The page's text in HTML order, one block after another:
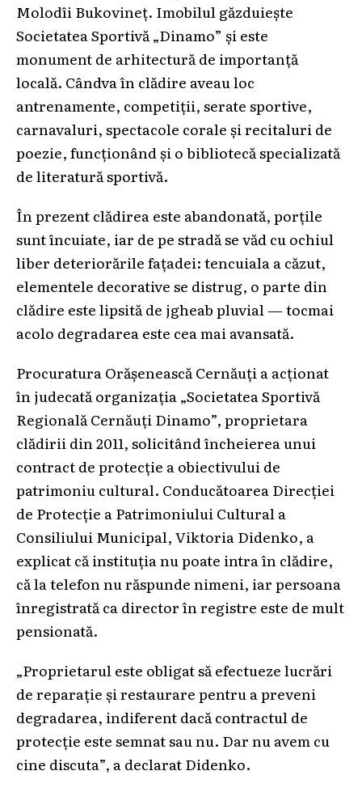
Molodîi Bukovineț. Imobilul găzduiește
Societatea Sportivă „Dinamo” și este
monument de arhitectură de importanță
locală. Cândva în clădire aveau loc
antrenamente, competiții, serate sportive,
carnavaluri, spectacole corale și recitaluri de
poezie, funcționând și o bibliotecă specializată
de literatură sportivă.
În prezent clădirea este abandonată, porțile
sunt încuiate, iar de pe stradă se văd cu ochiul
liber deteriorările fațadei: tencuiala a căzut,
elementele decorative se distrug, o parte din
clădire este lipsită de jgheab pluvial — tocmai
acolo degradarea este cea mai avansată.
Procuratura Orășenească Cernăuți a acționat
în judecată organizația „Societatea Sportivă
Regională Cernăuți Dinamo”, proprietara
clădirii din 2011, solicitând încheierea unui
contract de protecție a obiectivului de
patrimoniu cultural. Conducătoarea Direcției
de Protecție a Patrimoniului Cultural a
Consiliului Municipal, Viktoria Didenko, a
explicat că instituția nu poate intra în clădire,
că la telefon nu răspunde nimeni, iar persoana
înregistrată ca director în registre este de mult
pensionată.
„Proprietarul este obligat să efectueze lucrări
de reparație și restaurare pentru a preveni
degradarea, indiferent dacă contractul de
protecție este semnat sau nu. Dar nu avem cu
cine discuta”, a declarat Didenko.